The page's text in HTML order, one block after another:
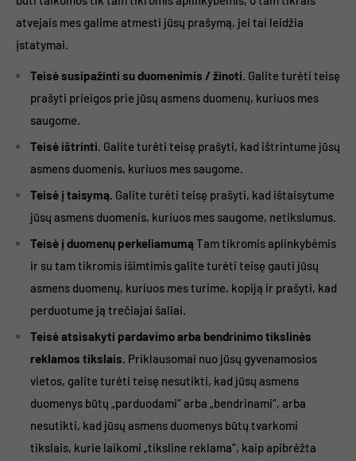
atvejais mes galime atmesti jūsų prašymą, jei tai leidžia
įstatymai.
Teisė susipažinti su duomenimis / žinoti. Galite turėti teisę
prašyti prieigos prie jūsų asmens duomenų, kuriuos mes
saugome.
Teisė ištrinti. Galite turėti teisę prašyti, kad ištrintume jūsų
asmens duomenis, kuriuos mes saugome.
Teisė į taisymą. Galite turėti teisę prašyti, kad ištaisytume
jūsų asmens duomenis, kuriuos mes saugome, netikslumus.
Teisė į duomenų perkeliamumą Tam tikromis aplinkybėmis
ir su tam tikromis išimtimis galite turėti teisę gauti jūsų
asmens duomenų, kuriuos mes turime, kopiją ir prašyti, kad
perduotume ją trečiajai šaliai.
Teisė atsisakyti pardavimo arba bendrinimo tikslinės
reklamos tikslais. Priklausomai nuo jūsų gyvenamosios
vietos, galite turėti teisę nesutikti, kad jūsų asmens
duomenys būtų „parduodami“ arba „bendrinami“, arba
nesutikti, kad jūsų asmens duomenys būtų tvarkomi
tikslais, kurie laikomi „tiksline reklama“, kaip apibrėžta